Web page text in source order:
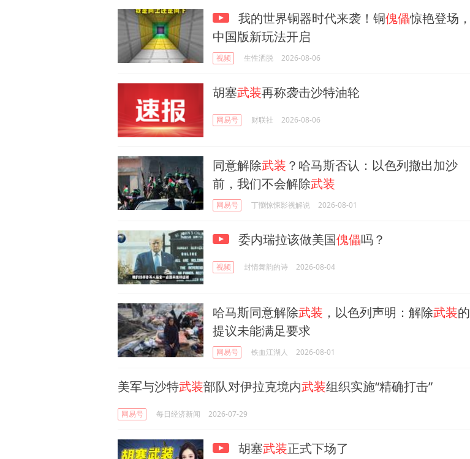
我的世界铜器时代来袭！铜傀儡惊艳登场，
中国版新玩法开启
视频 生性洒脱 2026-08-06
胡塞武装再称袭击沙特油轮
网易号 财联社 2026-08-06
同意解除武装 ？哈马斯否认：以色列撤出加沙
前，我们不会解除武装
网易号 丁懰惊悚影视解说 2026-08-01
委内瑞拉该做美国傀儡吗？
视频 封情舞韵的诗 2026-08-04
哈马斯同意解除武装 ，以色列声明：解除武装的
提议未能满足要求
网易号 铁血江湖人 2026-08-01
美军与沙特武装部队对伊拉克境内武装组织实施“精确打击”
网易号 每日经济新闻 2026-07-29
胡塞武装正式下场了